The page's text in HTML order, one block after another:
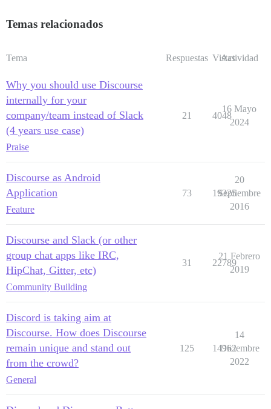
Temas relacionados
Tema Respuestas Vistas
Actividad
Why you should use Discourse
internally for your
company/team instead of Slack
(4 years use case)
Praise
21 4048
16 Mayo
2024
Discourse as Android
Application
Feature
73 19325
20
Septiembre
2016
Discourse and Slack (or other
group chat apps like IRC,
HipChat, Gitter, etc)
Community Building
31 22789
21 Febrero
2019
Discord is taking aim at
Discourse. How does Discourse
remain unique and stand out
from the crowd?
General
125 14962
14
Diciembre
2022